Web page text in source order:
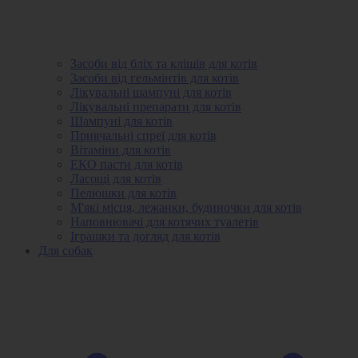
Засоби від бліх та кліщів для котів
Засоби від гельмінтів для котів
Лікувальні шампуні для котів
Лікувальні препарати для котів
Шампуні для котів
Привчальні спреї для котів
Вітаміни для котів
ЕКО пасти для котів
Ласощі для котів
Пелюшки для котів
М'які місця, лежанки, будиночки для котів
Наповнювачі для котячих туалетів
Іграшки та догляд для котів
Для собак